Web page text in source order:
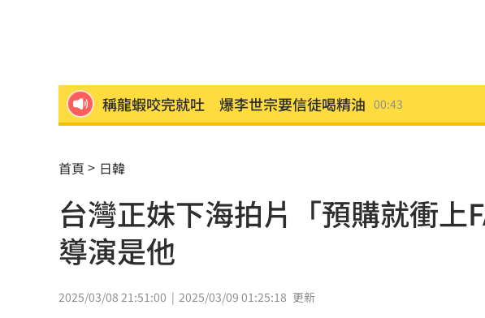
稱龍蝦咬完就吐 爆李世宗要信徒喝精油 00:43
一張百萬太貴！他公開高價股買法：賺30萬
獨／海外遊學增強外語 台人夯英、美、加 00:31
長尾獼猴失控狂襲居民！官方追查異常原因
伊波拉失控！專家憂病毒恐已突變
首頁 日韓
台灣正妹下海拍片「預購就衝上
導演是他
2025/03/08 21:51:00 2025/03/09 01:25:18 更新